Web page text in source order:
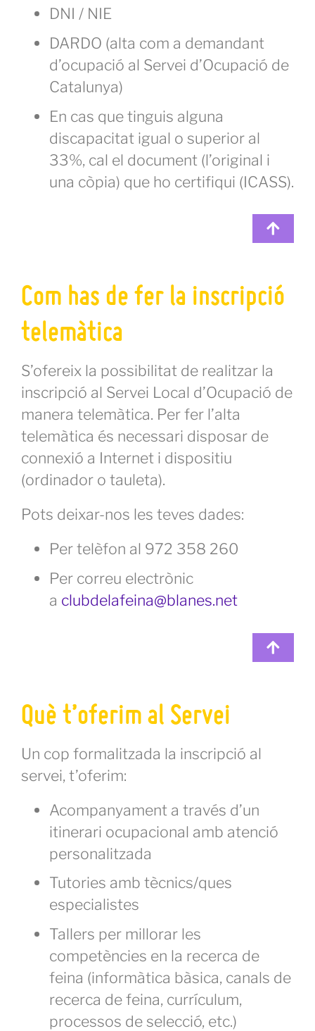
DNI / NIE
DARDO (alta com a demandant
d’ocupació al Servei d’Ocupació de
Catalunya)
En cas que tinguis alguna
discapacitat igual o superior al
33%, cal el document (l’original i
una còpia) que ho certifiqui (ICASS).
Com has de fer la inscripció
telemàtica
S’ofereix la possibilitat de realitzar la
inscripció al Servei Local d’Ocupació de
manera telemàtica. Per fer l’alta
telemàtica és necessari disposar de
connexió a Internet i dispositiu
(ordinador o tauleta).
Pots deixar-nos les teves dades:
Per telèfon al 972 358 260
Per correu electrònic
a clubdelafeina@blanes.net
Què t’oferim al Servei
Un cop formalitzada la inscripció al
servei, t’oferim:
Acompanyament a través d’un
itinerari ocupacional amb atenció
personalitzada
Tutories amb tècnics/ques
especialistes
Tallers per millorar les
competències en la recerca de
feina (informàtica bàsica, canals de
recerca de feina, currículum,
processos de selecció, etc.)